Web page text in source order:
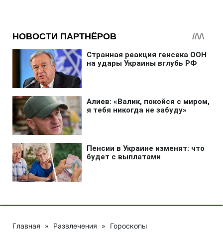
Главная » Развлечения » Гороскопы